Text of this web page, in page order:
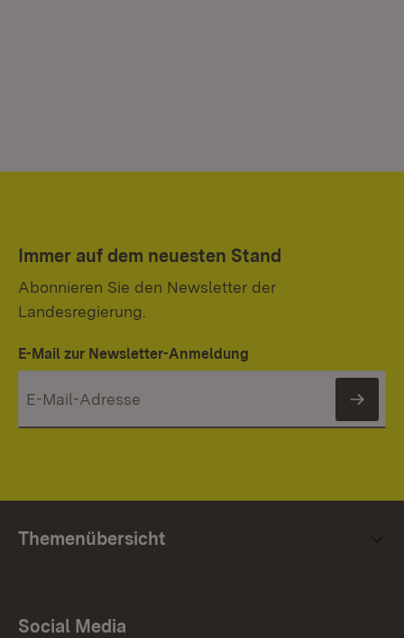
Immer auf dem neuesten Stand
Abonnieren Sie den Newsletter der
Landesregierung.
E-Mail zur Newsletter-Anmeldung
Themenübersicht
Social Media